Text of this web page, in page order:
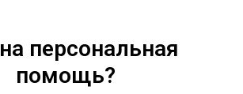
персональная
помощь?